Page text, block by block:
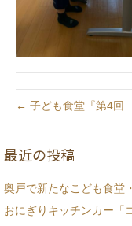
← 子ども食堂『第4回
最近の投稿
奥戸で新たなこども食堂
おにぎりキッチンカー「